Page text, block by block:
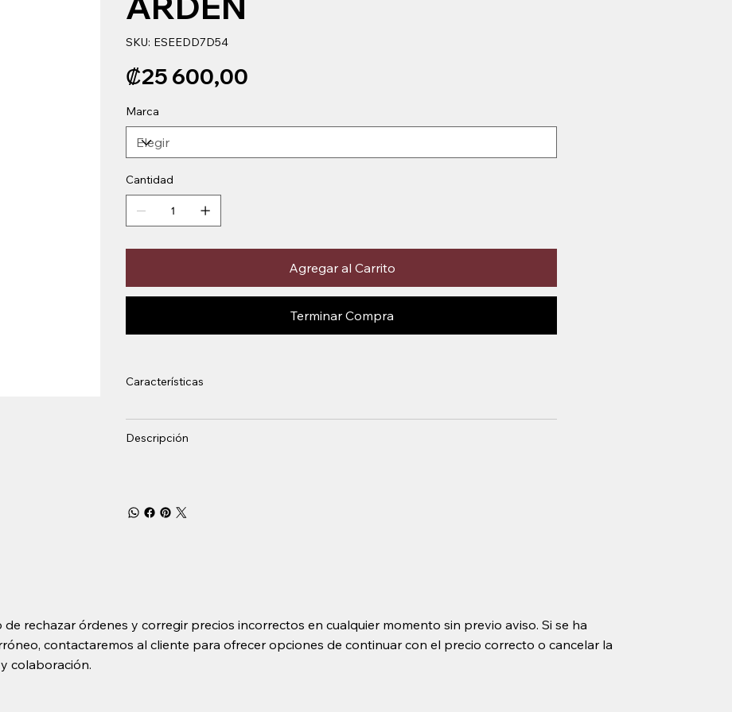
SKU: SKU
ESEEDD7D54
ESEEDD7D54
₡25 600,00
Marca
Cantidad
Agregar al Carrito
Terminar Compra
Características
Descripción
rechazar órdenes y corregir precios incorrectos en cualquier momento sin previo aviso. Si se ha
contactaremos al cliente para ofrecer opciones de continuar con el precio correcto o cancelar la
colaboración.